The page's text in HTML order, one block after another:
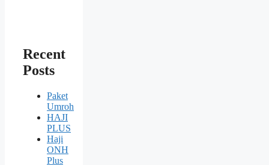
Recent
Posts
Paket
Umroh
HAJI
PLUS
Haji
ONH
Plus